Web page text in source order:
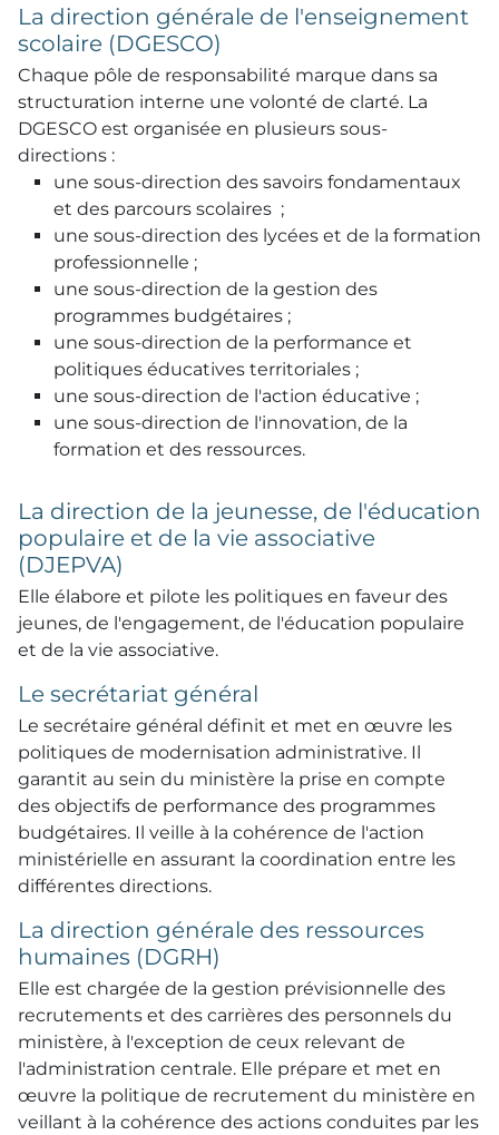
La direction générale de l'enseignement
scolaire (DGESCO)
Chaque pôle de responsabilité marque dans sa
structuration interne une volonté de clarté. La
DGESCO est organisée en plusieurs sous-
directions :
une sous-direction des savoirs fondamentaux
et des parcours scolaires ;
une sous-direction des lycées et de la formation
professionnelle ;
une sous-direction de la gestion des
programmes budgétaires ;
une sous-direction de la performance et
politiques éducatives territoriales ;
une sous-direction de l'action éducative ;
une sous-direction de l'innovation, de la
formation et des ressources.
La direction de la jeunesse, de l'éducation
populaire et de la vie associative
(DJEPVA)
Elle élabore et pilote les politiques en faveur des
jeunes, de l'engagement, de l'éducation populaire
et de la vie associative.
Le secrétariat général
Le secrétaire général définit et met en œuvre les
politiques de modernisation administrative. Il
garantit au sein du ministère la prise en compte
des objectifs de performance des programmes
budgétaires. Il veille à la cohérence de l'action
ministérielle en assurant la coordination entre les
différentes directions.
La direction générale des ressources
humaines (DGRH)
Elle est chargée de la gestion prévisionnelle des
recrutements et des carrières des personnels du
ministère, à l'exception de ceux relevant de
l'administration centrale. Elle prépare et met en
œuvre la politique de recrutement du ministère en
veillant à la cohérence des actions conduites par les